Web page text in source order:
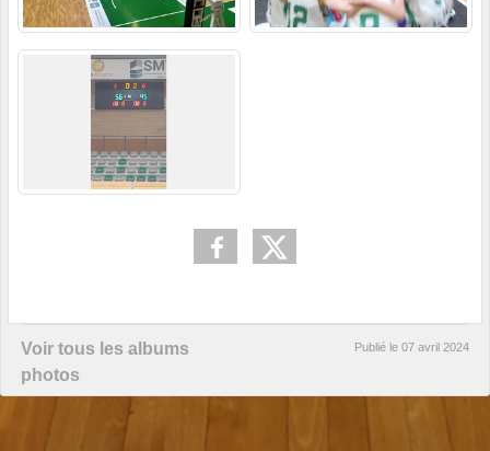
Voir tous les albums
photos
Publié le 07 avril 2024